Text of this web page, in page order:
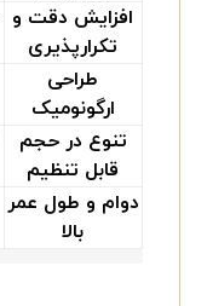
افزایش دقت و
تکرارپذیری
طراحی
ارگونومیک
تنوع در حجم
قابل تنظیم
دوام و طول عمر
بالا